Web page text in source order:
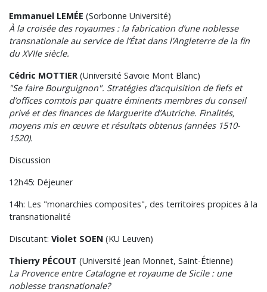
Emmanuel LEMÉE (Sorbonne Université)
À la croisée des royaumes : la fabrication d’une noblesse
transnationale au service de l’État dans l’Angleterre de la fin
du XVIIe siècle.
Cédric MOTTIER (Université Savoie Mont Blanc)
"Se faire Bourguignon". Stratégies d’acquisition de fiefs et
d’offices comtois par quatre éminents membres du conseil
privé et des finances de Marguerite d’Autriche. Finalités,
moyens mis en œuvre et résultats obtenus (années 1510-
1520).
Discussion
12h45: Déjeuner
14h: Les "monarchies composites", des territoires propices à la
transnationalité
Discutant: Violet SOEN (KU Leuven)
Thierry PÉCOUT (Université Jean Monnet, Saint-Étienne)
La Provence entre Catalogne et royaume de Sicile : une
noblesse transnationale?